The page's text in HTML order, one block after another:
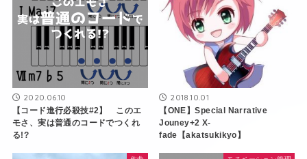
2020.06.10
【コード進行必殺技#2】 このエ
モさ、実は普通のコードでつくれ
る!?
2018.10.01
【ONE】Special Narrative
Jouney+2 X-
fade【akatsukikyo】